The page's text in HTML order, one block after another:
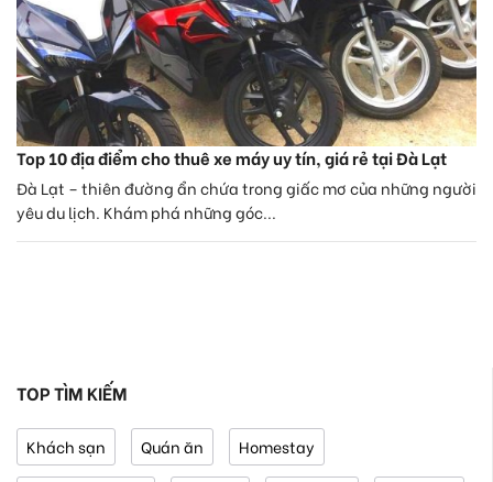
Top 10 địa điểm cho thuê xe máy uy tín, giá rẻ tại Đà Lạt
Đà Lạt – thiên đường ẩn chứa trong giấc mơ của những người
yêu du lịch. Khám phá những góc...
TOP TÌM KIẾM
Khách sạn Quán ăn Homestay